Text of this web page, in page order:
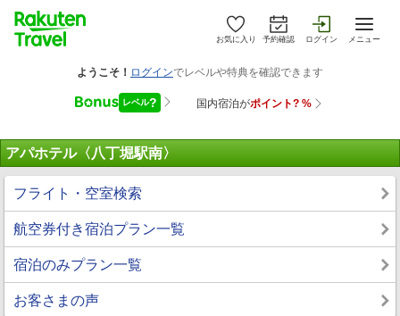
お気に入り 予約確認 ログイン メニュー
アパホテル〈八丁堀駅南〉
フライト・空室検索
航空券付き宿泊プラン一覧
宿泊のみプラン一覧
お客さまの声